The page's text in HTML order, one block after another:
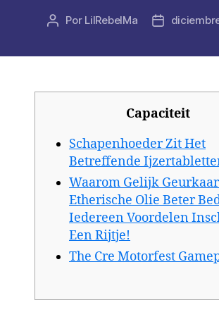
Autor
Por LilRebelMa
Fecha
Capaciteit
Schapenhoeder Zit Het
Betreffende
Waarom Gelijk
Etherische Olie Beter
Iedereen Voordelen
Een Rijtje!
The Cre Motorfest